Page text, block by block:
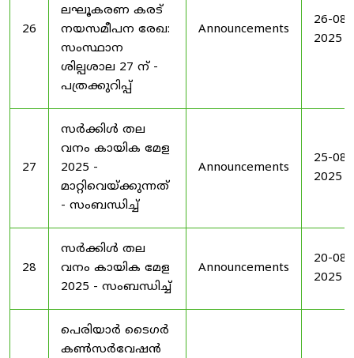
26
ലഘൂകരണ കരട്
നയസമീപന രേഖ:
സംസ്ഥാന
ശില്പശാല 27 ന് -
പത്രക്കുറിപ്പ്
Announcements
26-08-
2025
27
സർക്കിൾ തല
വനം കായിക മേള
2025 -
മാറ്റിവെയ്ക്കുന്നത്
- സംബന്ധിച്ച്
Announcements
25-08-
2025
28
സർക്കിൾ തല
വനം കായിക മേള
2025 - സംബന്ധിച്ച്
Announcements
20-08-
2025
പെരിയാർ ടൈഗർ
കൺസർവേഷൻ